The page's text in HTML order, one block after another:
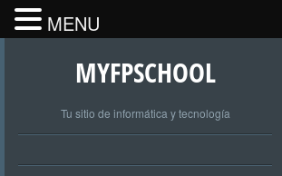
MYFPSCHOOL
Tu sitio de informática y tecnología
MENU